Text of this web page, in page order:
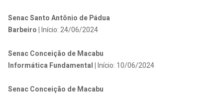
Senac Santo Antônio de Pádua
Barbeiro |Início: 24/06/2024
Senac Conceição de Macabu
Informática Fundamental |Início: 10/06/2024
Senac Conceição de Macabu